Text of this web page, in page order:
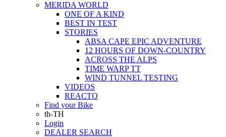
MERIDA WORLD
ONE OF A KIND
BEST IN TEST
STORIES
ABSA CAPE EPIC ADVENTURE
12 HOURS OF DOWN-COUNTRY
ACROSS THE ALPS
TIME WARP TT
WIND TUNNEL TESTING
VIDEOS
REACTO
Find your Bike
th-TH
Login
DEALER SEARCH